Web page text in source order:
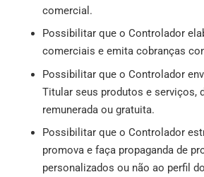
comercial.
Possibilitar que o Controlador
comerciais e emita cobranças
Possibilitar que o Controlador
Titular seus produtos e serviços,
remunerada ou gratuita.
Possibilitar que o Controlador
promova e faça propaganda de
personalizados ou não ao perfil